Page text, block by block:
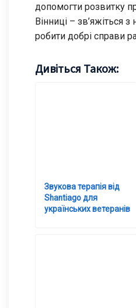
допомогти розвитку
Вінниці – зв’яжіться
робити добрі справи
Дивіться Також:
Звукова терапія від
Shantiago для
українських ветеранів